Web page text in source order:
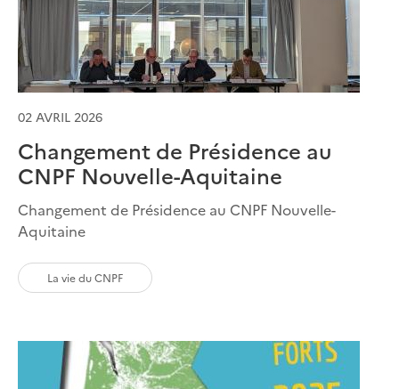
02 AVRIL 2026
Changement de Présidence au
CNPF Nouvelle-Aquitaine
Changement de Présidence au CNPF Nouvelle-
Aquitaine
La vie du CNPF